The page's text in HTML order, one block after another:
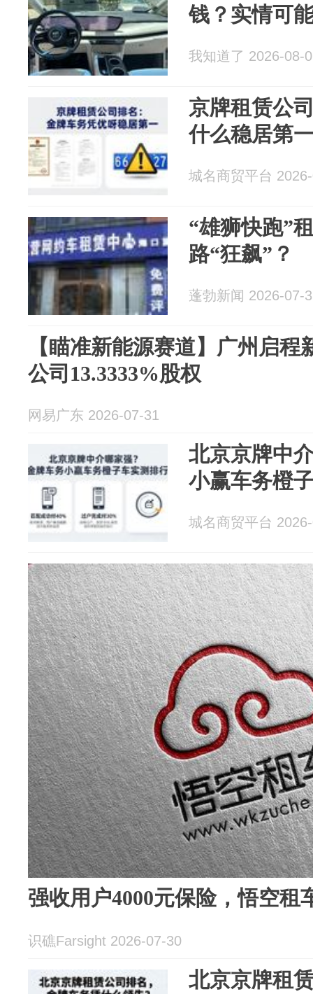
钱？实情可
我知道了 2026-08-
京牌租赁公
什么稳居第
城名商贸平台
“雄狮快跑”
路“狂飙”？
蓬勃新闻 2026-07-
【瞄准新能源赛道】广州启
公司13.3333%股权
网易广东 2026-07-31
北京京牌中
小赢车务橙
城名商贸平台
强收用户4000元保险，悟空租
识礁Farsight 2026-07-30
北京京牌租